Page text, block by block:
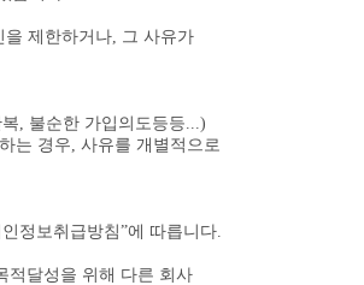
제한하거나, 그 사유가
불순한 가입의도등등...)
는 경우, 사유를 개별적으로
정보취급방침”에 따릅니다.
달성을 위해 다른 회사